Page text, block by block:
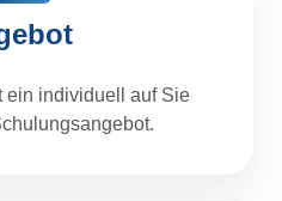
ein individuell auf Sie